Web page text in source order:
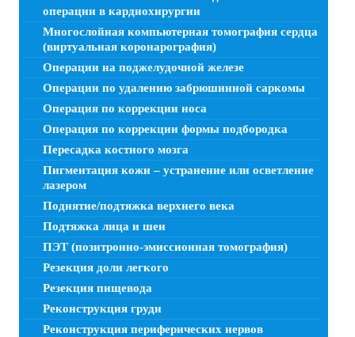
операции в кардиохирургии
Многослойная компьютерная томография сердца
(виртуальная коронарография)
Операции на поджелудочной железе
Операции по удалению забрюшинной саркомы
Операция по коррекции носа
Операция по коррекции формы подбородка
Пересадка костного мозга
Пигментация кожи – устранение или осветление
лазером
Поднятие/подтяжка верхнего века
Подтяжка лица и шеи
ПЭТ (позитронно-эмиссионная томография)
Резекция доли легкого
Резекция пищевода
Реконструкция груди
Реконструкция периферических нервов